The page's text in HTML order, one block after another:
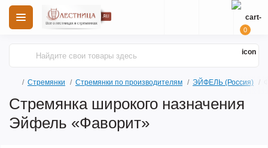
0
Стремянки Стремянки по производителям ЭЙФЕЛЬ (Россия)
Стремянка широкого назначения
Эйфель «Фаворит»